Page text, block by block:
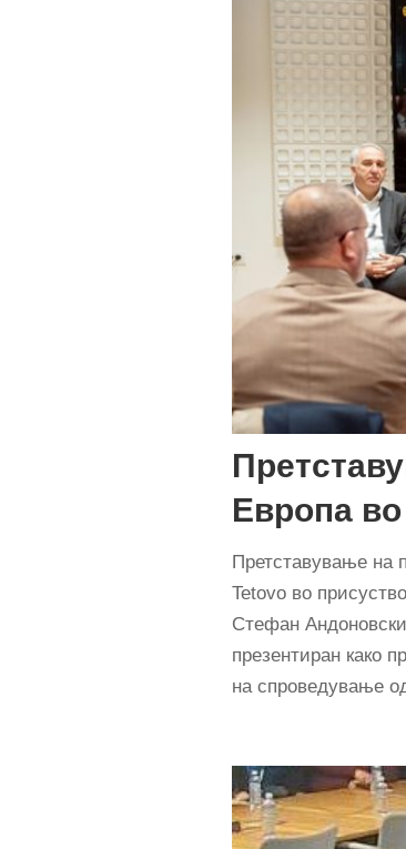
Европа
Претставување на
Tetovo во
Стефан
презентиран како
на спроведување